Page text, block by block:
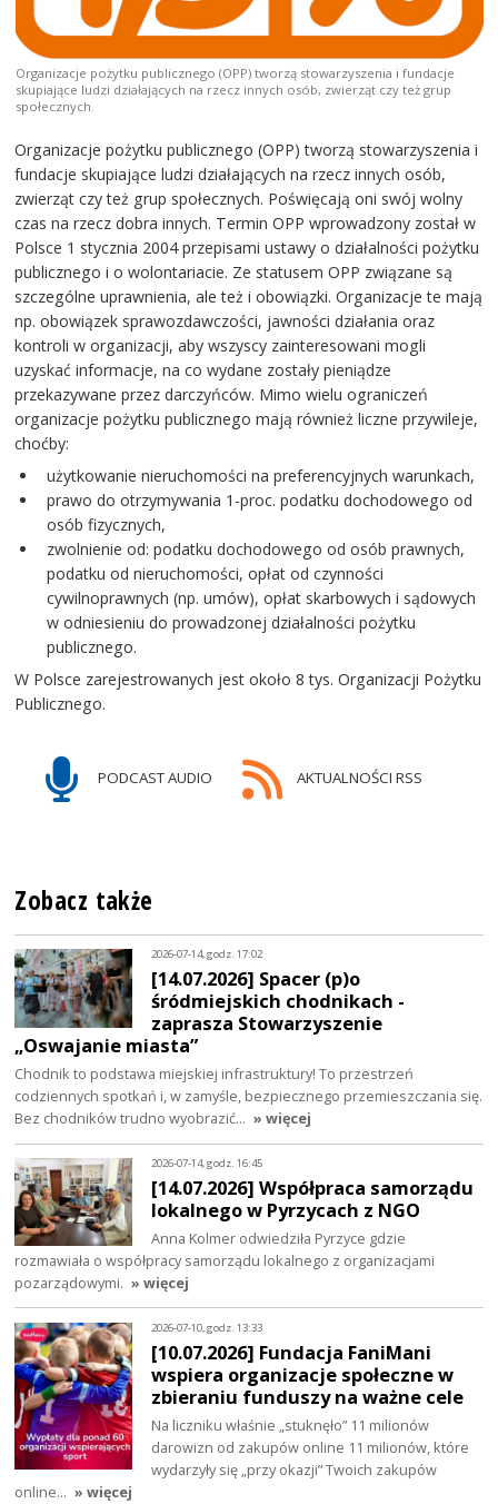
Organizacje pożytku publicznego (OPP) tworzą stowarzyszenia i fundacje
skupiające ludzi działających na rzecz innych osób, zwierząt czy też grup
społecznych.
Organizacje pożytku publicznego (OPP) tworzą stowarzyszenia i
fundacje skupiające ludzi działających na rzecz innych osób,
zwierząt czy też grup społecznych. Poświęcają oni swój wolny
czas na rzecz dobra innych. Termin OPP wprowadzony został w
Polsce 1 stycznia 2004 przepisami ustawy o działalności pożytku
publicznego i o wolontariacie. Ze statusem OPP związane są
szczególne uprawnienia, ale też i obowiązki. Organizacje te mają
np. obowiązek sprawozdawczości, jawności działania oraz
kontroli w organizacji, aby wszyscy zainteresowani mogli
uzyskać informacje, na co wydane zostały pieniądze
przekazywane przez darczyńców. Mimo wielu ograniczeń
organizacje pożytku publicznego mają również liczne przywileje,
choćby:
użytkowanie nieruchomości na preferencyjnych warunkach,
prawo do otrzymywania 1-proc. podatku dochodowego od
osób fizycznych,
zwolnienie od: podatku dochodowego od osób prawnych,
podatku od nieruchomości, opłat od czynności
cywilnoprawnych (np. umów), opłat skarbowych i sądowych
w odniesieniu do prowadzonej działalności pożytku
publicznego.
W Polsce zarejestrowanych jest około 8 tys. Organizacji Pożytku
Publicznego.
PODCAST AUDIO AKTUALNOŚCI RSS
Zobacz także
2026-07-14, godz. 17:02
[14.07.2026] Spacer (p)o
śródmiejskich chodnikach -
zaprasza Stowarzyszenie
„Oswajanie miasta”
Chodnik to podstawa miejskiej infrastruktury! To przestrzeń
codziennych spotkań i, w zamyśle, bezpiecznego przemieszczania się.
Bez chodników trudno wyobrazić… » więcej
2026-07-14, godz. 16:45
[14.07.2026] Współpraca samorządu
lokalnego w Pyrzycach z NGO
Anna Kolmer odwiedziła Pyrzyce gdzie
rozmawiała o współpracy samorządu lokalnego z organizacjami
pozarządowymi. » więcej
2026-07-10, godz. 13:33
[10.07.2026] Fundacja FaniMani
wspiera organizacje społeczne w
zbieraniu funduszy na ważne cele
Na liczniku właśnie „stuknęło” 11 milionów
darowizn od zakupów online 11 milionów, które
wydarzyły się „przy okazji” Twoich zakupów
online… » więcej